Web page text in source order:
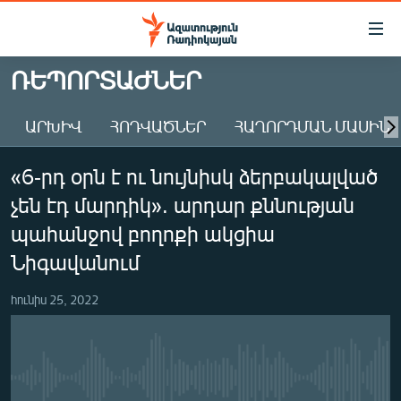
Մատչելիության
Անցնել
հիմնական
Անցնել
հիմնական
մենյուին
Որոնում
ԱԶԱՏՈՒԹՅՈՒՆ TV
ՀԱՅԱՍՏԱՆ
ԸՆՏՐՈՒԹՅՈՒՆՆԵՐ 2026
ԻՐԱՎՈՒՆՔ
ՀԱՍԱՐԱԿՈՒԹՅՈՒՆ
ՂԱՐԱԲԱՂ
ՌԵՊՈՐՏԱԺՆԵՐ
ԱՐԽԻՎ ՀՈԴՎԱԾՆԵՐ ՀԱՂՈՐԴՄԱՆ ՄԱՍԻՆ
«6-րդ օրն է ու նույնիսկ ձերբակալված
չեն էդ մարդիկ». արդար քննության
պահանջով բողոքի ակցիա
Նիգավանում
հունիս 25, 2022